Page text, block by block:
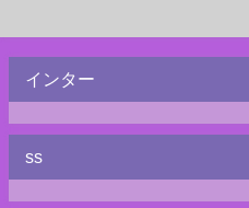
インター
ss